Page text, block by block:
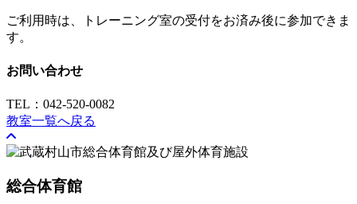
ご利用時は、トレーニング室の受付をお済み後に参加できま
す。
お問い合わせ
TEL：042-520-0082
教室一覧へ戻る
総合体育館